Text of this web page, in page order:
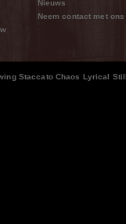
Nieuws
Neem contact met ons
Staccato Chaos Lyrical